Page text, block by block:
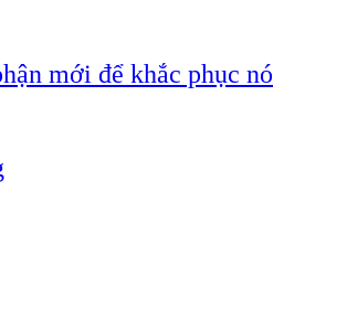
mới để khắc phục nó